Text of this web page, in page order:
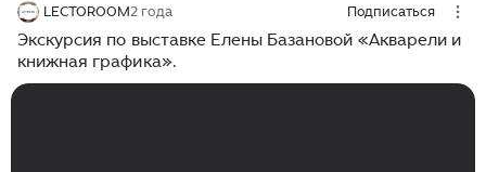
LECTOROOM2 года Подписаться
Экскурсия по выставке Елены Базановой «Акварели и
книжная графика».